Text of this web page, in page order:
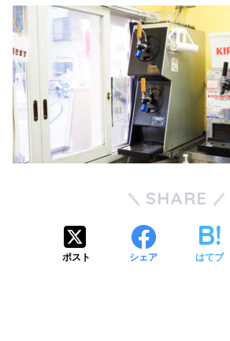
SHARE
ポスト シェア はてブ